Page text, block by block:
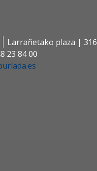
Larrañetako plaza |
23 84 00